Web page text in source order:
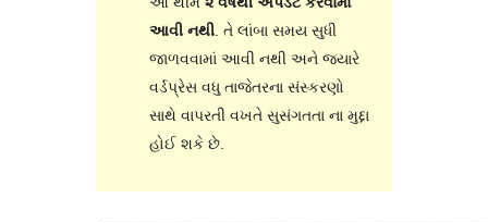
આવી નથી. તે લાંબા સમય સુધી
જાળવવામાં આવી નથી અને જ્યારે
વર્ડપ્રેસ વધુ તાજેતરના સંસ્કરણો
સાથે વાપરતી વખતે સુસંગતતા ના મુદ્દા
હોઈ શકે છે.